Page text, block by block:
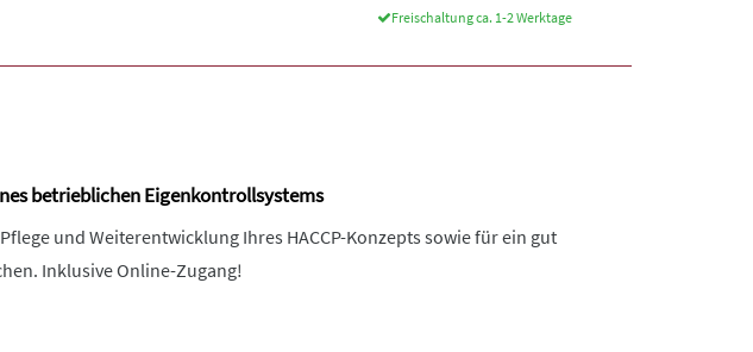
Freischaltung ca. 1-2 Werktage
betrieblichen Eigenkontrollsystems
und Weiterentwicklung Ihres HACCP-Konzepts sowie für ein gut
Inklusive Online-Zugang!